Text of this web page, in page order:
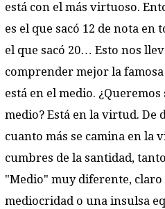
está con el más virtuoso.
es el que sacó 12 de nota en
el que sacó 20… Esto nos
comprender mejor la
está en el medio.
medio? Está en la virtud. De
cuanto más se camina en la
cumbres de la santidad,
"Medio" muy diferente, claro
mediocridad o una insulsa